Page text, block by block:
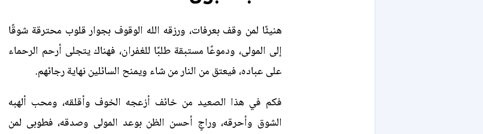
هنيئًا لمن وقف بعرفات، ورزقه الله الوقوف بجوار قلوب محترقة شوقًا
إلى المولى، ودموعًا مستبقة طلبًا للغفران، فهناك يتجلى أرحم الرحماء
على عباده، فيعتق من النار من شاء ويمنح السائلين نهاية رجائهم.
فكم في هذا الصعيد من خائف أزعجه الخوف وأقلقه، ومحب ألهبه
الشوق وأحرقه، وراجٍ أحسن الظن بوعد المولى وصدقه، فطوبى لمن